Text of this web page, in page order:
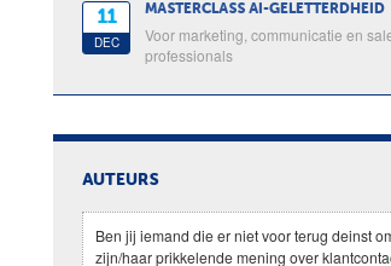
11
DEC
MASTERCLASS AI-GELETTERDHEID
Voor marketing, communicatie en
professionals
AUTEURS
Ben jij iemand die er niet voor terug deinst
zijn/haar prikkelende mening over